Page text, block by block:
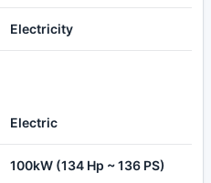
Electricity
Electric
100kW (134 Hp ~ 136 PS)